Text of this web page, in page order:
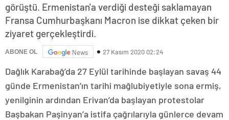
görüştü. Ermenistan'a verdiği desteği saklamayan
Fransa Cumhurbaşkanı Macron ise dikkat çeken bir
ziyaret gerçekleştirdi.
ABONE OL News 27 Kasım 2020 02:24
Dağlık Karabağ’da 27 Eylül tarihinde başlayan savaş 44
günde Ermenistan’ın tarihi mağlubiyetiyle sona ermiş,
yenilginin ardından Erivan’da başlayan protestolar
Başbakan Paşinyan’a istifa çağrılarıyla günlerce devam